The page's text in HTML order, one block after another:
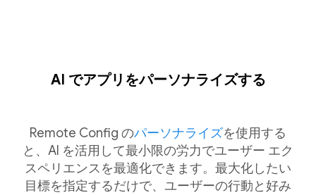
AI でアプリをパーソナライズする
Remote Config のパーソナライズを使用する
と、AI を活用して最小限の労力でユーザー エク
スペリエンスを最適化できます。最大化したい
目標を指定するだけで、ユーザーの行動と好み